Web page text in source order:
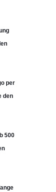
per
den
500